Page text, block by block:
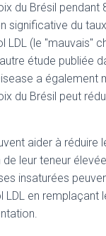
du Brésil pendant
significative du
LDL (le "mauvais"
étude publiée
a également
du Brésil peut
aider à réduire
leur teneur
insaturées
LDL en remplaçant